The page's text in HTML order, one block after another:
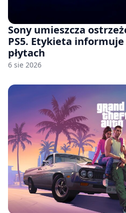
Sony umieszcza
PS5. Etykieta
płytach
6 sie 2026